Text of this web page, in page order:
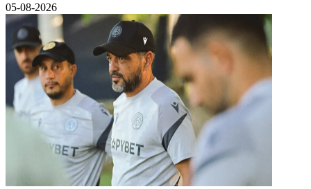
05-08-2026